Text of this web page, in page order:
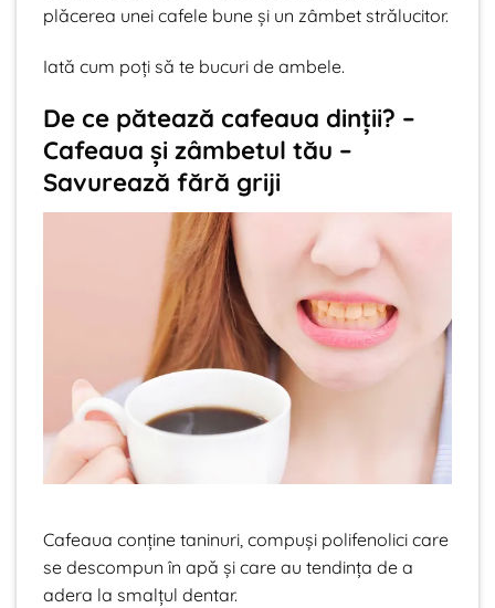
plăcerea unei cafele bune și un zâmbet strălucitor.
Iată cum poți să te bucuri de ambele.
De ce pătează cafeaua dinții? –
Cafeaua și zâmbetul tău –
Savurează fără griji
Cafeaua conține taninuri, compuși polifenolici care
se descompun în apă și care au tendința de a
adera la smalțul dentar.